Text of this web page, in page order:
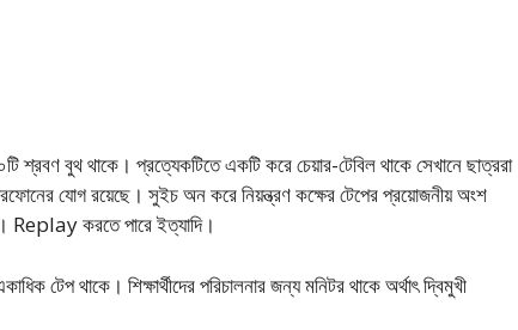
শ্রবণ বুথ থাকে। প্রত্যেকটিতে একটি করে চেয়ার-টেবিল থাকে সেখানে ছাত্ররা
যােগ রয়েছে। সুইচ অন করে নিয়ন্ত্রণ কক্ষের টেপের প্রয়ােজনীয় অংশ
Replay করতে পারে ইত্যাদি।
টেপ থাকে। শিক্ষার্থীদের পরিচালনার জন্য মনিটর থাকে অর্থাৎ দ্বিমুখী